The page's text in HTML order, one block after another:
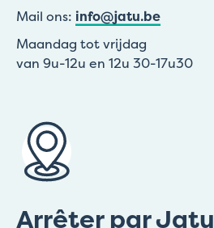
Mail ons: info@jatu.be
Maandag tot vrijdag
van 9u-12u en 12u 30-17u30
Arrêter par Jatu